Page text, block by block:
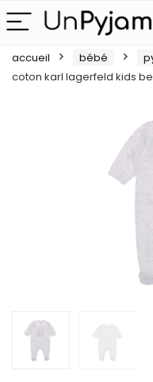
accueil bébé
coton karl lagerfeld kids